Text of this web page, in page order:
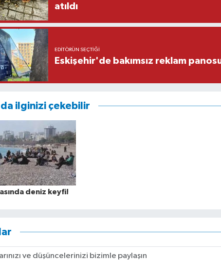
atıldı
EDITÖRÜN SEÇTIĞI
Eskişehir'de bakımsız reklam
da ilginizi çekebilir
deniz keyfi!